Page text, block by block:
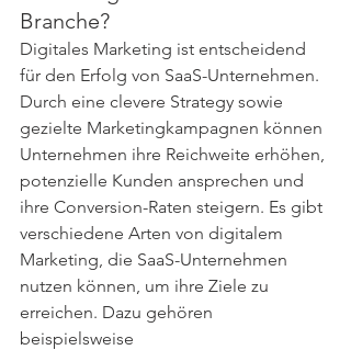
Branche?
Digitales Marketing ist entscheidend
für den Erfolg von SaaS-Unternehmen.
Durch eine clevere Strategy sowie
gezielte Marketingkampagnen können
Unternehmen ihre Reichweite erhöhen,
potenzielle Kunden ansprechen und
ihre Conversion-Raten steigern. Es gibt
verschiedene Arten von digitalem
Marketing, die SaaS-Unternehmen
nutzen können, um ihre Ziele zu
erreichen. Dazu gehören
beispielsweise